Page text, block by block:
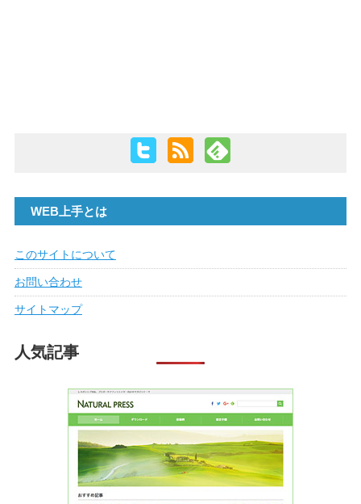
WEB上手とは
このサイトについて
お問い合わせ
サイトマップ
人気記事